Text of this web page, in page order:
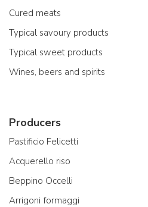
Cured meats
Typical savoury products
Typical sweet products
Wines, beers and spirits
Producers
Pastificio Felicetti
Acquerello riso
Beppino Occelli
Arrigoni formaggi